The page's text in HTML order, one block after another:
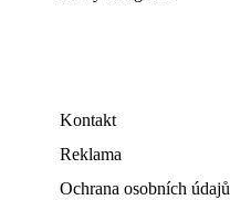
Kontakt
Reklama
Ochrana osobních údajů